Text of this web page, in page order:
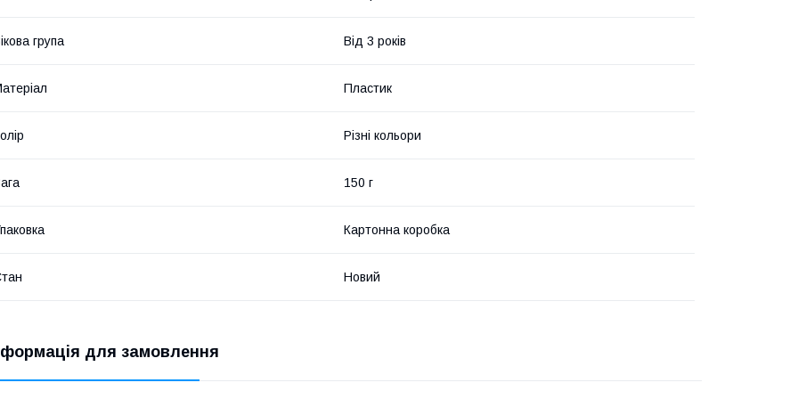
група Від 3 років
Пластик
Різні кольори
150 г
Картонна коробка
Новий
для замовлення